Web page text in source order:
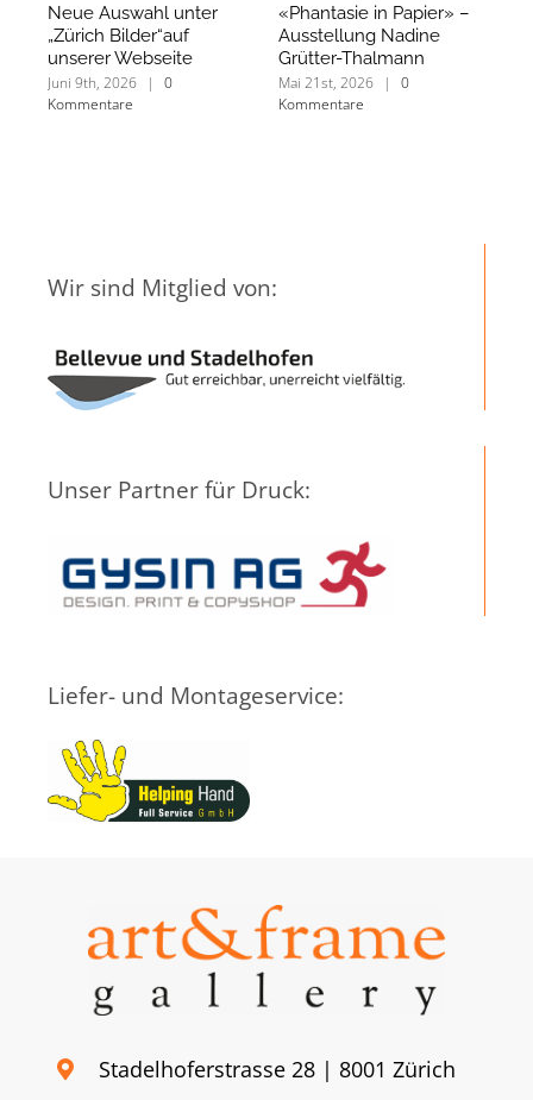
Neue Auswahl unter
„Zürich Bilder“auf
unserer Webseite
Juni 9th, 2026 |
0
Kommentare
«Phantasie in Papier» –
Ausstellung Nadine
Grütter-Thalmann
Mai 21st, 2026 |
0
Kommentare
Wir sind Mitglied von:
Unser Partner für Druck:
Liefer- und Montageservice:
Stadelhoferstrasse 28 | 8001 Zürich